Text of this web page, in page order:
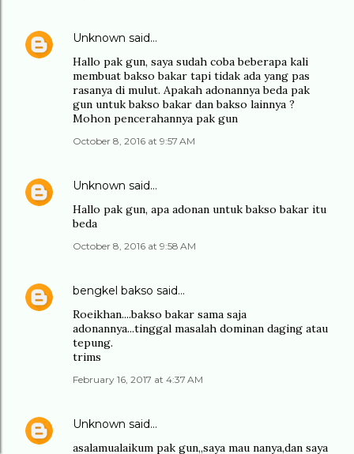
Unknown said…
Hallo pak gun, saya sudah coba beberapa kali
membuat bakso bakar tapi tidak ada yang pas
rasanya di mulut. Apakah adonannya beda pak
gun untuk bakso bakar dan bakso lainnya ?
Mohon pencerahannya pak gun
October 8, 2016 at 9:57 AM
Unknown said…
Hallo pak gun, apa adonan untuk bakso bakar itu
beda
October 8, 2016 at 9:58 AM
bengkel bakso said…
Roeikhan....bakso bakar sama saja
adonannya...tinggal masalah dominan daging atau
tepung.
trims
February 16, 2017 at 4:37 AM
Unknown said…
asalamualaikum pak gun,,saya mau nanya,dan saya